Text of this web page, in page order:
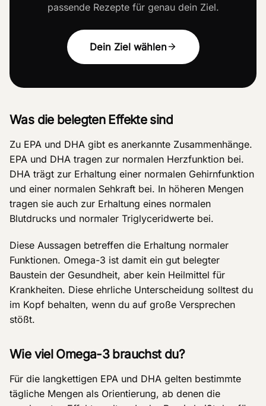
passende Rezepte für genau dein Ziel.
Dein Ziel wählen
Was die belegten Effekte sind
Zu EPA und DHA gibt es anerkannte Zusammenhänge.
EPA und DHA tragen zur normalen Herzfunktion bei.
DHA trägt zur Erhaltung einer normalen Gehirnfunktion
und einer normalen Sehkraft bei. In höheren Mengen
tragen sie auch zur Erhaltung eines normalen
Blutdrucks und normaler Triglyceridwerte bei.
Diese Aussagen betreffen die Erhaltung normaler
Funktionen. Omega-3 ist damit ein gut belegter
Baustein der Gesundheit, aber kein Heilmittel für
Krankheiten. Diese ehrliche Unterscheidung solltest du
im Kopf behalten, wenn du auf große Versprechen
stößt.
Wie viel Omega-3 brauchst du?
Für die langkettigen EPA und DHA gelten bestimmte
tägliche Mengen als Orientierung, ab denen die